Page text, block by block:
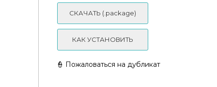
СКАЧАТЬ (.package)
КАК УСТАНОВИТЬ
👮 Пожаловаться на дубликат